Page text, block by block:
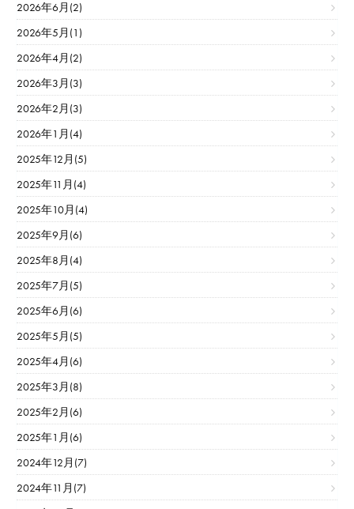
2026年6月(2)
2026年5月(1)
2026年4月(2)
2026年3月(3)
2026年2月(3)
2026年1月(4)
2025年12月(5)
2025年11月(4)
2025年10月(4)
2025年9月(6)
2025年8月(4)
2025年7月(5)
2025年6月(6)
2025年5月(5)
2025年4月(6)
2025年3月(8)
2025年2月(6)
2025年1月(6)
2024年12月(7)
2024年11月(7)